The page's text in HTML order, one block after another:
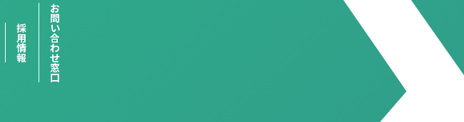
採
用
情
報
お
問
い
合
わ
せ
窓
口